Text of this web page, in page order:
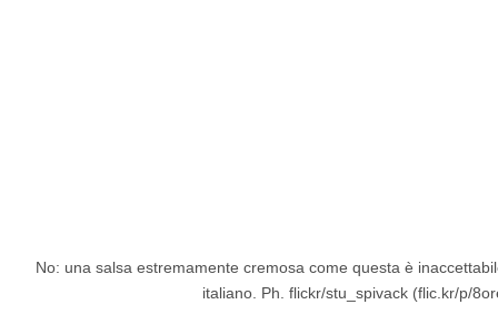
No: una salsa estremamente cremosa come questa è
italiano. Ph. flickr/stu_spivack (flic.kr/p/